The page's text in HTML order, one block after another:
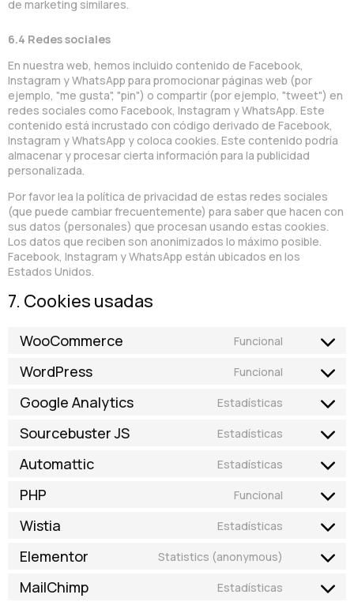
de marketing similares.
6.4 Redes sociales
En nuestra web, hemos incluido contenido de Facebook,
Instagram y WhatsApp para promocionar páginas web (por
ejemplo, "me gusta", "pin") o compartir (por ejemplo, "tweet") en
redes sociales como Facebook, Instagram y WhatsApp. Este
contenido está incrustado con código derivado de Facebook,
Instagram y WhatsApp y coloca cookies. Este contenido podría
almacenar y procesar cierta información para la publicidad
personalizada.
Por favor lea la política de privacidad de estas redes sociales
(que puede cambiar frecuentemente) para saber que hacen con
sus datos (personales) que procesan usando estas cookies.
Los datos que reciben son anonimizados lo máximo posible.
Facebook, Instagram y WhatsApp están ubicados en los
Estados Unidos.
7. Cookies usadas
WooCommerce Funcional
WordPress Funcional
wordpress
Google Analytics Estadísticas
google-
Sourcebuster JS Estadísticas
Automattic Estadísticas
automattic
PHP Funcional
Wistia Estadísticas
wistia
Elementor Statistics (anonymous)
MailChimp Estadísticas